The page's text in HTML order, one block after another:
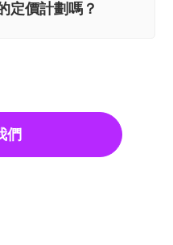
定價計劃嗎？
們